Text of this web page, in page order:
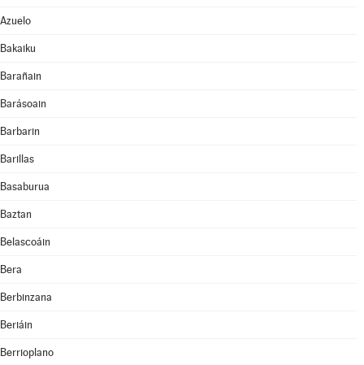
Azuelo
Bakaiku
Barañain
Barásoain
Barbarin
Barillas
Basaburua
Baztan
Belascoáin
Bera
Berbinzana
Beriáin
Berrioplano